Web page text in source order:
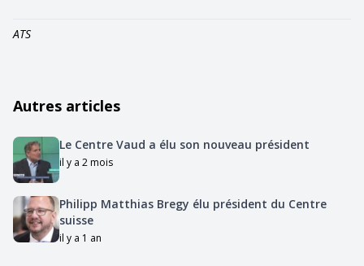
ATS
Autres articles
Le Centre Vaud a élu son nouveau président
il y a 2 mois
Philipp Matthias Bregy élu président du Centre
suisse
il y a 1 an